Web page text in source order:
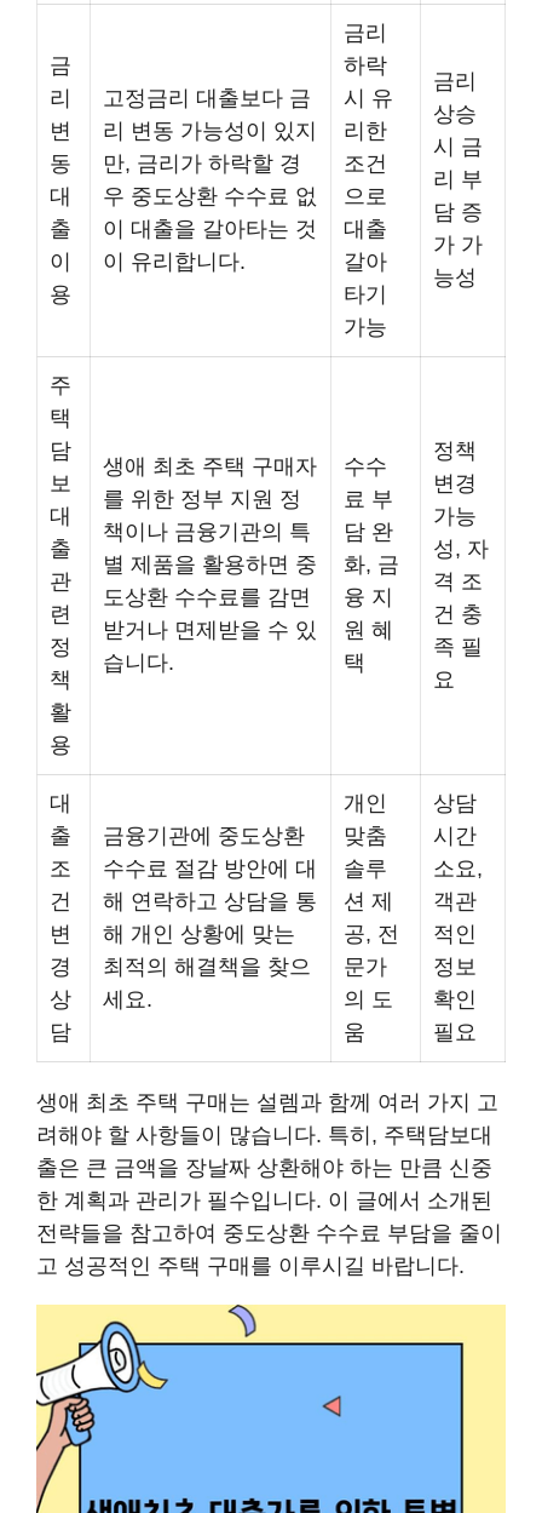
금
리
변
동
대
출
이
용
고정금리 대출보다 금
리 변동 가능성이 있지
만, 금리가 하락할 경
우 중도상환 수수료 없
이 대출을 갈아타는 것
이 유리합니다.
금리
하락
시 유
리한
조건
으로
대출
갈아
타기
가능
금리
상승
시 금
리 부
담 증
가 가
능성
주
택
담
보
대
출
관
련
정
책
활
용
생애 최초 주택 구매자
를 위한 정부 지원 정
책이나 금융기관의 특
별 제품을 활용하면 중
도상환 수수료를 감면
받거나 면제받을 수 있
습니다.
수수
료 부
담 완
화, 금
융 지
원 혜
택
정책
변경
가능
성, 자
격 조
건 충
족 필
요
대
출
조
건
변
경
상
담
금융기관에 중도상환
수수료 절감 방안에 대
해 연락하고 상담을 통
해 개인 상황에 맞는
최적의 해결책을 찾으
세요.
개인
맞춤
솔루
션 제
공, 전
문가
의 도
움
상담
시간
소요,
객관
적인
정보
확인
필요
생애 최초 주택 구매는 설렘과 함께 여러 가지 고
려해야 할 사항들이 많습니다. 특히, 주택담보대
출은 큰 금액을 장날짜 상환해야 하는 만큼 신중
한 계획과 관리가 필수입니다. 이 글에서 소개된
전략들을 참고하여 중도상환 수수료 부담을 줄이
고 성공적인 주택 구매를 이루시길 바랍니다.